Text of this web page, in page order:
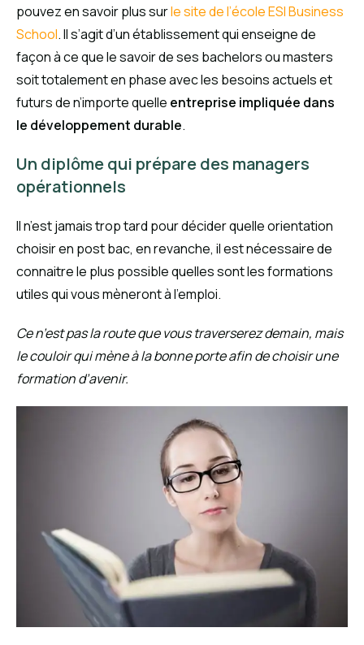
pouvez en savoir plus surle site de l’école ESI Business
School. Il s’agit d’un établissement qui enseigne de
façon à ce que le savoir de ses bachelors ou masters
soit totalement en phase avec les besoins actuels et
futurs de n’importe quelle entreprise impliquée dans
le développement durable.
Un diplôme qui prépare des managers
opérationnels
Il n’est jamais trop tard pour décider quelle orientation
choisir en post bac, en revanche, il est nécessaire de
connaitre le plus possible quelles sont les formations
utiles qui vous mèneront à l’emploi.
Ce n’est pas la route que vous traverserez demain, mais
le couloir qui mène à la bonne porte afin de choisir une
formation d’avenir.